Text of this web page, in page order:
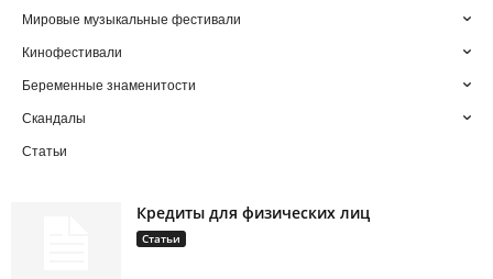
Мировые музыкальные фестивали
Кинофестивали
Беременные знаменитости
Скандалы
Статьи
Кредиты для физических лиц
Статьи